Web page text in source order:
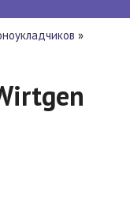
»